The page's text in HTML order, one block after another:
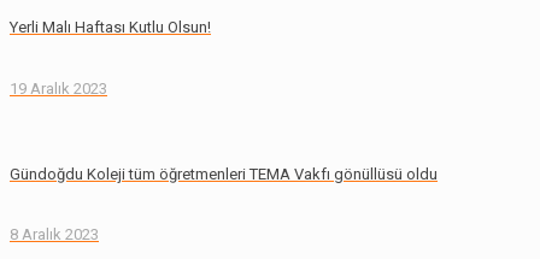
Yerli Malı Haftası Kutlu Olsun!
19 Aralık 2023
Gündoğdu Koleji tüm öğretmenleri TEMA Vakfı gönüllüsü oldu
8 Aralık 2023